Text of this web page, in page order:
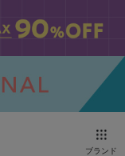
ブランド